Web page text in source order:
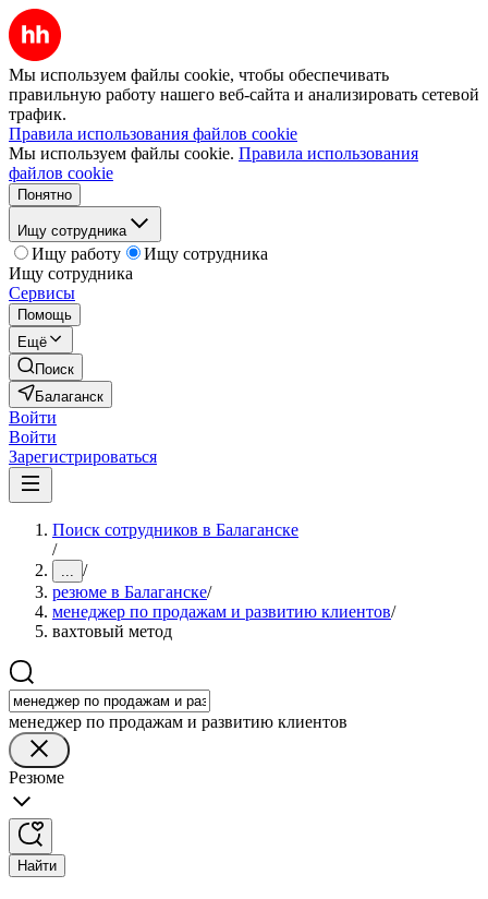
Мы используем файлы cookie, чтобы обеспечивать
правильную работу нашего веб-сайта и анализировать сетевой
трафик.
Правила использования файлов cookie
Мы используем файлы cookie. Правила использования
файлов cookie
Понятно
Ищу сотрудника
Ищу работу
Ищу сотрудника
Ищу сотрудника
Сервисы
Помощь
Ещё
Поиск
Балаганск
Войти
Войти
Зарегистрироваться
Поиск сотрудников в Балаганске
/
... /
резюме в Балаганске/
менеджер по продажам и развитию клиентов/
вахтовый метод
менеджер по продажам и развитию клиентов
Резюме
Найти